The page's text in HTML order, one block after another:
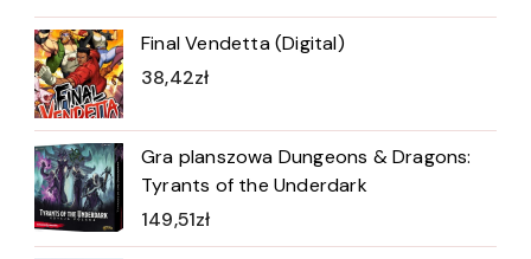
Final Vendetta (Digital)
38,42zł
Gra planszowa Dungeons & Dragons:
Tyrants of the Underdark
149,51zł